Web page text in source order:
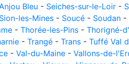
Bleu - Seiches-sur-le-Loir -
Sion-les-Mines - Soucé - Soudan -
- Thorée-les-Pins - Thorigné-
- Trangé - Trans - Tuffé Val
- Val-du-Maine - Vallons-de-